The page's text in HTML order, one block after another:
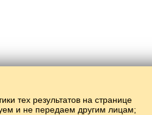
тех результатов на странице
и не передаем другим лицам;